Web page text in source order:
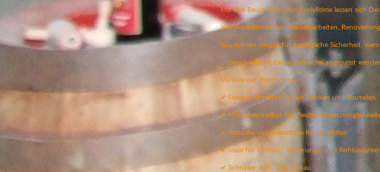
Mit den Baustützen von tools4time lassen sich
Wanddurchbrüchen, Deckenarbeiten,
Baustützen sorgen für zusätzliche Sicherheit,
unterschiedliche Einsatzbereiche angepasst
Vorteile der Baustützen
✔ Sichere Abstützung von Decken und Bauteilen
✔ Höhenverstellbar für flexible
✔ Robuste und belastbare Konstruktion
✔ Ideal für Umbau-, Sanierungs- und
✔ Schneller Auf- und Abbau